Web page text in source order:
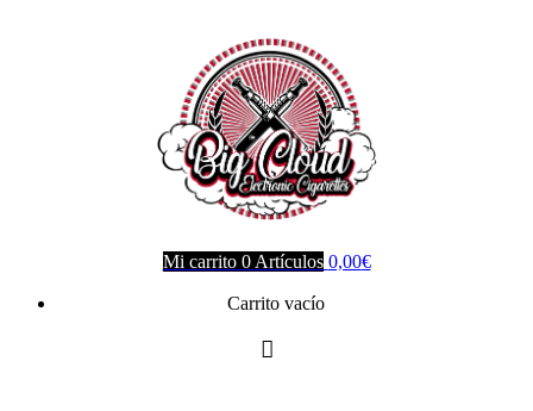
Mi carrito 0 Artículos 0,00€
Carrito vacío